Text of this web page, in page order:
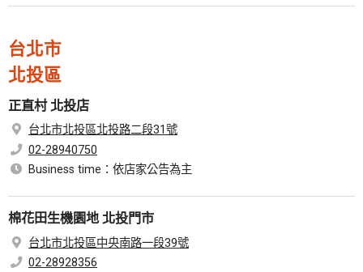
台北市
北投區
正直村 北投店
台北市北投區北投路二段31號
02-28940750
Business time：依店家公告為主
棉花田生機園地 北投門市
台北市北投區中央南路一段39號
02-28928356